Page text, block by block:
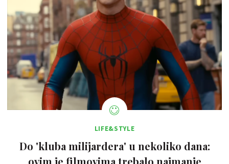
LIFE&STYLE
Do 'kluba milijardera' u nekoliko dana: